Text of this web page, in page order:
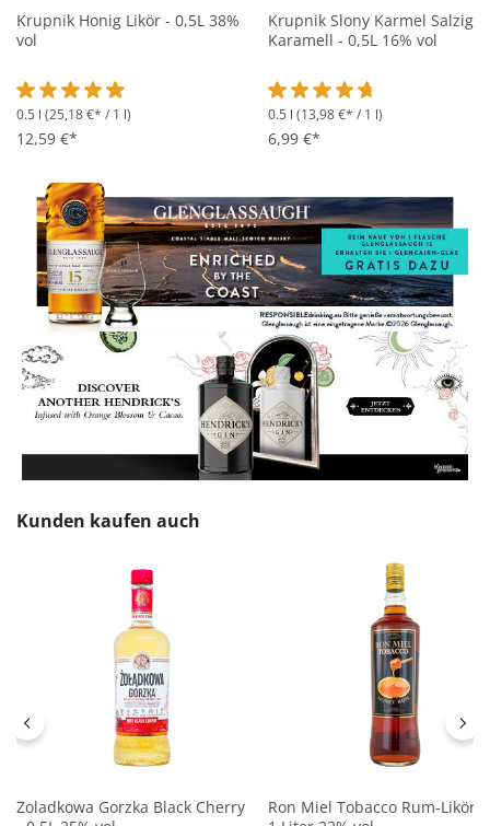
Krupnik Honig Likör - 0,5L 38%
vol
Durchschnittliche Bewertung von 4.8 von 5 Sternen
0.5 l (25,18 €* / 1 l)
12,59 €*
Krupnik Slony Karmel Salziges
Karamell - 0,5L 16% vol
Durchschnittliche
0.5 l (13,98 €* / 1 l)
6,99 €*
Produktgalerie überspringen
Kunden kaufen auch
Zoladkowa Gorzka Black Cherry
Ron Miel Tobacco Rum-Likör -